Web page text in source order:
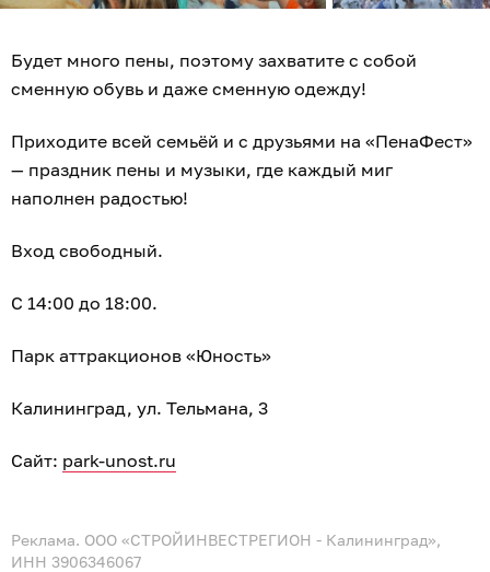
Будет много пены, поэтому захватите с собой
сменную обувь и даже сменную одежду!
Приходите всей семьёй и с друзьями на «ПенаФест»
— праздник пены и музыки, где каждый миг
наполнен радостью!
Вход свободный.
С 14:00 до 18:00.
Парк аттракционов «Юность»
Калининград, ул. Тельмана, 3
Сайт: park-unost.ru
Реклама. ООО «СТРОЙИНВЕСТРЕГИОН - Калининград»,
ИНН 3906346067